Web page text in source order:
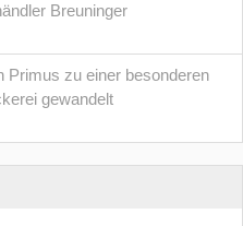
Breuninger
Primus zu einer besonderen
gewandelt